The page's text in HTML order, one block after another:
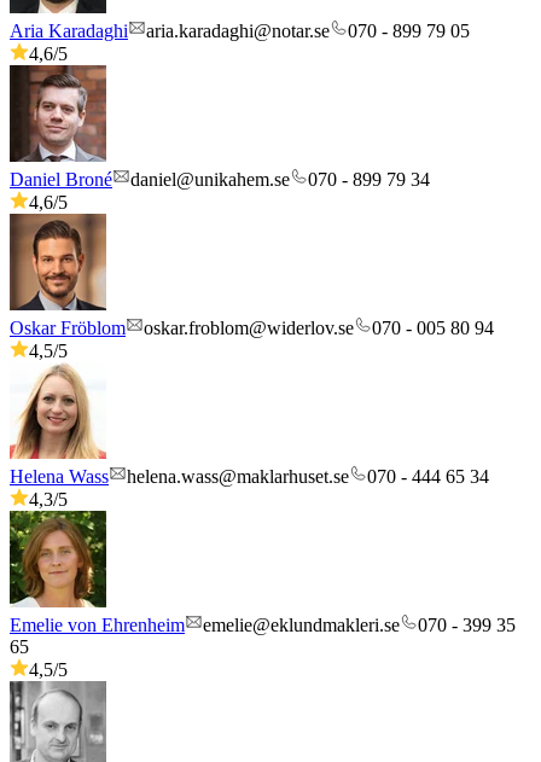
Aria Karadaghi aria.karadaghi@notar.se
070 - 899 79 05
4,6/5
Daniel Broné daniel@unikahem.se
070 - 899 79 34
4,6/5
Oskar Fröblom oskar.froblom@widerlov.se
070 - 005 80 94
4,5/5
Helena Wass helena.wass@maklarhuset.se
070 - 444 65 34
4,3/5
Emelie von Ehrenheim emelie@eklundmakleri.se
070 - 399 35
65
4,5/5